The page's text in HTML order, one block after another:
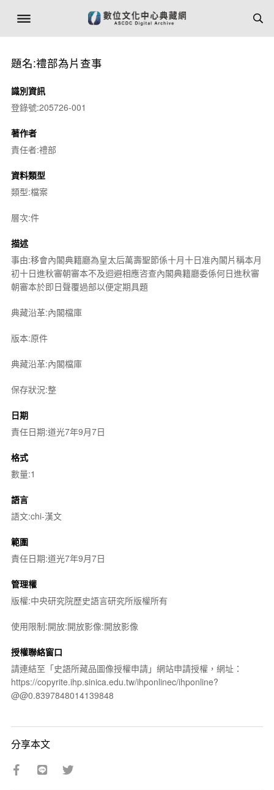
題名:禮部為片查事
識別資訊
登錄號:205726-001
著作者
責任者:禮部
資料類型
類型:檔案
層次:件
描述
事由:移會內閣典籍廳為皇太后萬壽聖節係十月十日准內閣片稱本月
初十日進秋審朝審本不及迴避相應咨查內閣典籍廳委係何日進秋審
朝審本於即日聲覆過部以便定期具題
典藏沿革:內閣檔庫
版本:原件
典藏沿革:內閣檔庫
保存狀況:整
日期
責任日期:道光7年9月7日
格式
數量:1
語言
語文:chi-漢文
範圍
責任日期:道光7年9月7日
管理權
版權:中央研究院歷史語言研究所版權所有
使用限制:開放:開放影像:開放影像
授權聯絡窗口
請連結至「史語所藏品圖像授權申請」網站申請授權，網址：
https://copyrite.ihp.sinica.edu.tw/ihponlinec/ihponline?
@@0.8397848014139848
分享本文